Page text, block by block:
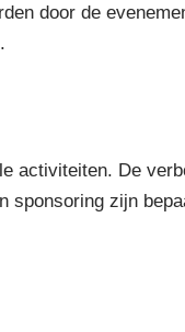
door de
activiteiten. De
zijn